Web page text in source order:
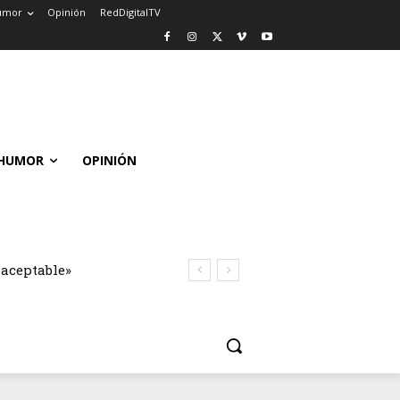
Opinión RedDigitalTV
OPINIÓN